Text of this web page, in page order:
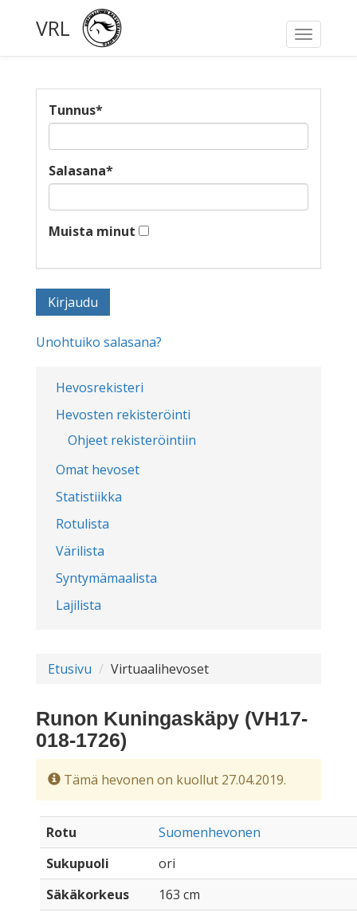
Toggle
VRL
Hevosrekisteri
Hevosten rekisteröinti
Ohjeet rekisteröintiin
Omat hevoset
Statistiikka
Rotulista
Värilista
Syntymämaalista
Lajilista
Tunnus*
Salasana*
Muista minut
Unohtuiko salasana?
Etusivu Virtuaalihevoset
Runon Kuningaskäpy (VH17-
018-1726)
Tämä hevonen on kuollut 27.04.2019.
Rotu
Suomenhevonen
Sukupuoli
ori
Säkäkorkeus
163 cm